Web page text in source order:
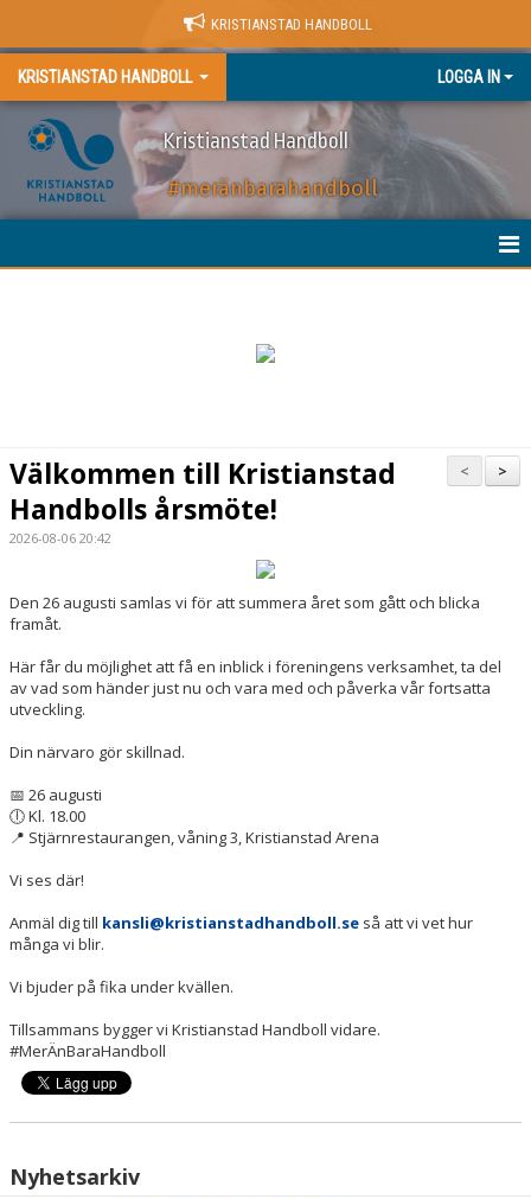
KRISTIANSTAD HANDBOLL
KRISTIANSTAD HANDBOLL LOGGA IN
Kristianstad Handboll
#meränbarahandboll
KALENDER
HANDBOLLSSKOLA
PARTNERSKAP
OM OSS
KONTAKT
>
<
Välkommen till Kristianstad
Handbolls årsmöte!
2026-08-06 20:42
Den 26 augusti samlas vi för att summera året som gått och blicka
framåt.
Här får du möjlighet att få en inblick i föreningens verksamhet, ta del
av vad som händer just nu och vara med och påverka vår fortsatta
utveckling.
Din närvaro gör skillnad.
📅 26 augusti
🕕 Kl. 18.00
📍 Stjärnrestaurangen, våning 3, Kristianstad Arena
Vi ses där!
Anmäl dig till kansli@kristianstadhandboll.se så att vi vet hur
många vi blir.
Vi bjuder på fika under kvällen.
Tillsammans bygger vi Kristianstad Handboll vidare.
#MerÄnBaraHandboll
Nyhetsarkiv